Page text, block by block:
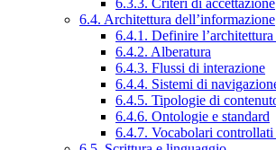
6.3.3. Criteri di accettazione
6.4. Architettura dell’informazione
6.4.1. Definire
6.4.2. Alberatura
6.4.3. Flussi di interazione
6.4.4. Sistemi di
6.4.5. Tipologie di
6.4.6. Ontologie e standard
6.4.7. Vocabolari controllati